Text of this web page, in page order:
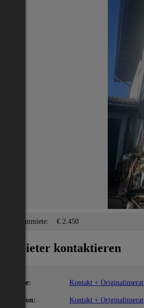
Gesamtmiete: € 2.450
Anbieter kontaktieren
Name: Kontakt + Originalinserat
Telefon: Kontakt + Originalinserat